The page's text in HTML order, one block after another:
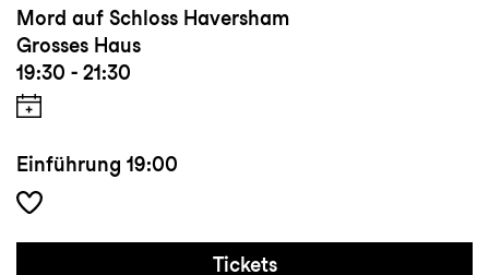
Mord auf Schloss Haversham
Grosses Haus
19:30 - 21:30
Einführung 19:00
Tickets